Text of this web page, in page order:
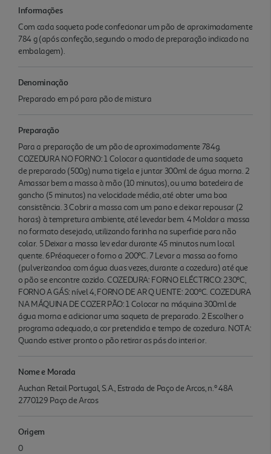
Informações
Com cada saqueta pode confecionar um pão de aproximadamente
784 g (após confeção, segundo o modo de preparação indicado na
embalagem).
Denominação
Preparado em pó para pão de mistura
Preparação
Para a preparação de um pão de aproximadamente 784g.
COZEDURA NO FORNO: 1 Colocar a quantidade de uma saqueta
de preparado (500g) numa tigela e juntar 300ml de água morna. 2
Amassar bem a massa à mão (10 minutos), ou uma batedeira de
gancho (5 minutos) na velocidade média, até obter uma boa
consistência. 3 Cobrir a massa com um pano e deixar repousar (2
horas) à tempretura ambiente, até levedar bem. 4 Moldar a massa
no formato desejado, utilizando farinha na superficie para não
colar. 5 Deixar a massa lev edar durante 45 minutos num local
quente. 6Préaquecer o forno a 200ºC. 7 Levar a massa ao forno
(pulverizandoa com água duas vezes, durante a cozedura) até que
o pão se encontre cozido. COZEDURA: FORNO ELÉCTRICO: 230ºC,
FORNO A GÁS: nível 4, FORNO DE AR Q UENTE: 200ºC. COZEDURA
NA MÁQUINA DE COZER PÃO: 1 Colocar na máquina 300ml de
água morna e adicionar uma saqueta de preparado. 2 Escolher o
programa adequado, a cor pretendida e tempo de cozedura. NOTA:
Quando estiver pronto o pão retirar as pás do interi or.
Nome e Morada
Auchan Retail Portugal, S.A., Estrada de Paço de Arcos, n.º 48A
2770129 Paço de Arcos
Origem
0